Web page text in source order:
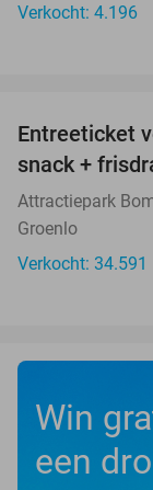
Verkocht: 4.196
Entreeticket
snack +
Attractiepark
Groenlo
Verkocht: 34.591
Win
een